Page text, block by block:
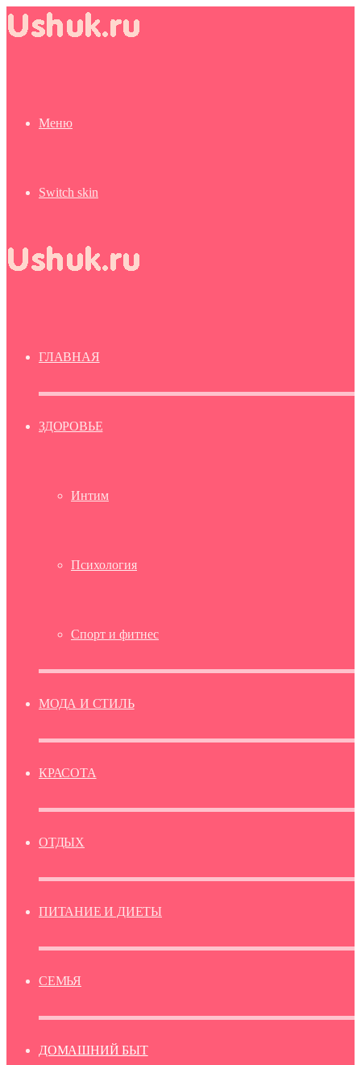
Меню
Switch skin
ГЛАВНАЯ
ЗДОРОВЬЕ
Интим
Психология
Спорт и фитнес
МОДА И СТИЛЬ
КРАСОТА
ОТДЫХ
ПИТАНИЕ И ДИЕТЫ
СЕМЬЯ
ДОМАШНИЙ БЫТ